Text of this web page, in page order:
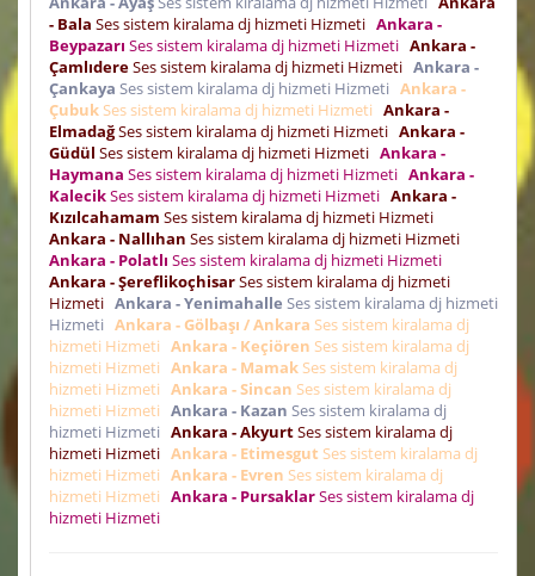
- Bala Ses sistem kiralama dj hizmeti Hizmeti Ankara -
Beypazarı Ses sistem kiralama dj hizmeti Hizmeti Ankara -
ÇamlıdereSes sistem kiralama dj hizmeti Hizmeti Ankara -
Çankaya Ses sistem kiralama dj hizmeti Hizmeti Ankara -
Çubuk Ses sistem kiralama dj hizmeti Hizmeti Ankara -
ElmadağSes sistem kiralama dj hizmeti Hizmeti Ankara -
Güdül Ses sistem kiralama dj hizmeti Hizmeti Ankara -
Haymana Ses sistem kiralama dj hizmeti Hizmeti Ankara -
KalecikSes sistem kiralama dj hizmeti Hizmeti Ankara -
Kızılcahamam Ses sistem kiralama dj hizmeti Hizmeti
Ankara - Nallıhan Ses sistem kiralama dj hizmeti Hizmeti
Ankara - Polatlı Ses sistem kiralama dj hizmeti Hizmeti
Ankara - ŞereflikoçhisarSes sistem kiralama dj hizmeti
Hizmeti Ankara - Yenimahalle Ses sistem kiralama dj hizmeti
Hizmeti Ankara - Gölbaşı / Ankara Ses sistem kiralama dj
hizmeti Hizmeti Ankara - Keçiören Ses sistem kiralama dj
hizmeti Hizmeti Ankara - Mamak Ses sistem kiralama dj
hizmeti Hizmeti Ankara - Sincan Ses sistem kiralama dj
hizmeti Hizmeti Ankara - Kazan Ses sistem kiralama dj
hizmeti Hizmeti Ankara - AkyurtSes sistem kiralama dj
hizmeti Hizmeti Ankara - Etimesgut Ses sistem kiralama dj
hizmeti Hizmeti Ankara - Evren Ses sistem kiralama dj
hizmeti Hizmeti Ankara - PursaklarSes sistem kiralama dj
hizmeti Hizmeti